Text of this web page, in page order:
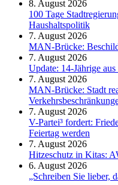
8. August 2026
100 Tage
Haushaltspolitik
7. August 2026
MAN-Brücke:
7. August 2026
Update: 14-Jährige
7. August 2026
MAN-Brücke: Stadt
7. August 2026
V-Partei­³ fordert:
Feier­tag werden
7. August 2026
Hitzeschutz in Kitas:
6. August 2026
„Schreiben Sie lieber,